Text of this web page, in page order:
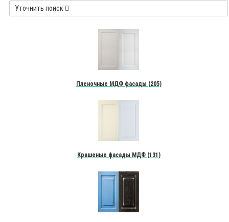
Уточнить поиск
Пленочные МДФ фасады (205)
Крашеные фасады МДФ (131)